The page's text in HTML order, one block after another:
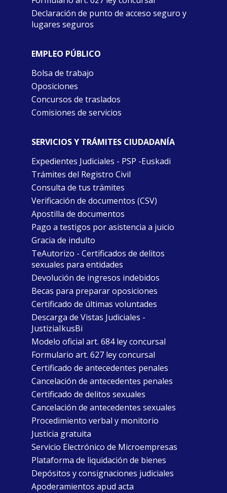
Declaración de punto de acceso seguro y
lugares seguros
EMPLEO PÚBLICO
Bolsa de trabajo
Oposiciones
Concursos de traslados
Comisiones de servicios
SERVICIOS Y TRÁMITES CIUDADANÍA
Expedientes Judiciales - PSP -Euskadi
Trámites del Registro Civil
Consulta de tus trámites
Verificación de documentos (CSV)
Apostilla de documentos
Pago a testigos por asistencia a juicio
Gracia de indulto
TeAutorizo - Certificados de delitos
sexuales para entidades
Devolución de ingresos indebidos
Becas para preparar oposiciones
Certificado de últimas voluntades
Descarga de Vistas Judiciales -
JustiziaIkusBi
Modelo oficial art. 684 ley concursal
Formulario art. 627 ley concursal
Certificado de antecedentes penales
Cancelación de antecedentes penales
Certificado de delitos sexuales
Cancelación de antecedentes sexuales
Procedimiento verbal y monitorio
Justicia gratuita
Servicio Electrónico de Microempresas
Plataforma de liquidación de bienes
Depósitos y consignaciones judiciales
Apoderamientos apud acta